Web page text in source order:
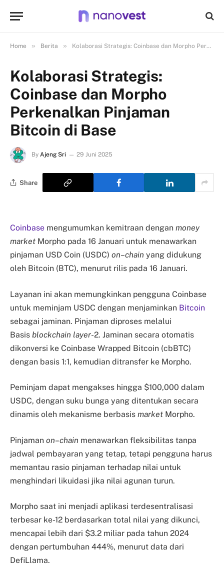
Home » Berita » Kolaborasi Strategis: Coinbase dan Morpho Perkenalkan Pinjaman Bitcoin di Base
Kolaborasi Strategis:
Coinbase dan Morpho
Perkenalkan Pinjaman
Bitcoin di Base
By Ajeng Sri 29 Juni 2025
Share
Coinbase mengumumkan kemitraan dengan money
market Morpho pada 16 Januari untuk menawarkan
pinjaman USD Coin (USDC) on–chain yang didukung
oleh Bitcoin (BTC), menurut rilis pada 16 Januari.
Layanan ini akan memungkinkan pengguna Coinbase
untuk meminjam USDC dengan menjaminkan Bitcoin
sebagai jaminan. Pinjaman diproses melalui
Basis blockchain layer-2. Jaminan secara otomatis
dikonversi ke Coinbase Wrapped Bitcoin (cbBTC)
dengan basis 1:1, kemudian ditransfer ke Morpho.
Peminjam dapat mengakses hingga $100,000 dalam
USDC, dengan suku bunga yang ditentukan secara
dinamis oleh mekanisme berbasis market Morpho.
Pinjaman on–chain menawarkan fleksibilitas tanpa
jadwal pembayaran yang tetap, tetapi pengguna harus
memantau rasio pinjaman terhadap nilai untuk
menghindari likuidasi jika nilai agunan turun.
Morpho saat ini menjadi aplikasi terdesentralisasi
terbesar ke-12 berdasarkan total nilai yang dikunci,
mencapai lebih dari $3.2 miliar pada tahun 2024
dengan pertumbuhan 444%, menurut data dari
DefiLlama.